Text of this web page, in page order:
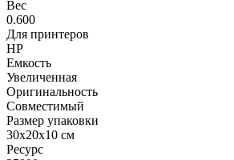
Вес
0.600
Для принтеров
HP
Емкость
Увеличенная
Оригинальность
Совместимый
Размер упаковки
30x20x10 см
Ресурс